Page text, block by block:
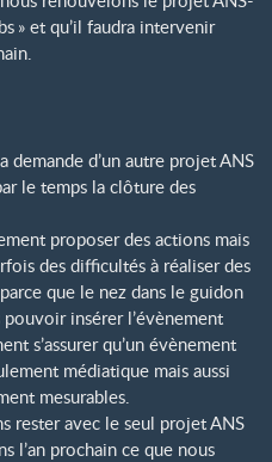
» et qu’il faudra intervenir
demande d’un autre projet ANS
le temps la clôture des
proposer des actions mais
des difficultés à réaliser des
que le nez dans le guidon
pouvoir insérer l’évènement
s’assurer qu’un évènement
médiatique mais aussi
mesurables.
rester avec le seul projet ANS
l’an prochain ce que nous